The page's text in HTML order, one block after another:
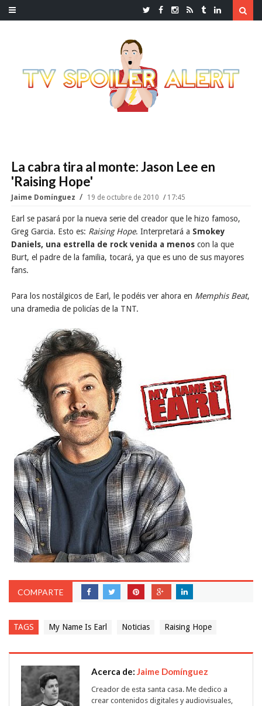
La cabra tira al monte: Jason Lee en
'Raising Hope'
Jaime Domínguez 19 de octubre de 2010 17:45
Earl se pasará por la nueva serie del creador que le hizo famoso,
Greg Garcia. Esto es: Raising Hope. Interpretará a Smokey
Daniels, una estrella de rock venida a menos con la que
Burt, el padre de la familia, tocará, ya que es uno de sus mayores
fans.
Para los nostálgicos de Earl, le podéis ver ahora en Memphis Beat,
una dramedia de policías de la TNT.
COMPARTE
TAGS My Name Is Earl Noticias Raising Hope
Acerca de: Jaime Domínguez
Creador de esta santa casa. Me dedico a
crear contenidos digitales y audiovisuales,